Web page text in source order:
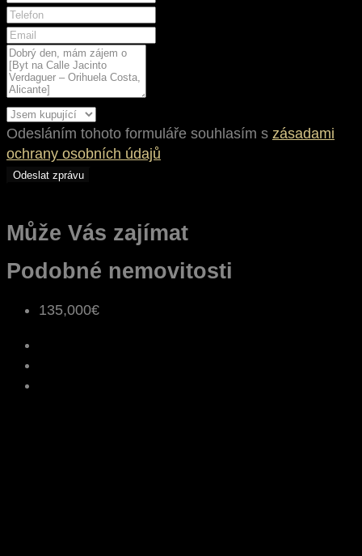
Odesláním tohoto formuláře souhlasím s zásadami
ochrany osobních údajů
Odeslat zprávu
Může Vás zajímat
Podobné nemovitosti
135,000€